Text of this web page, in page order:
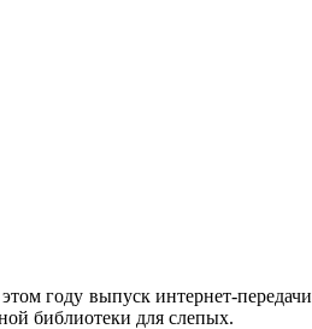
году выпуск интернет-передачи
библиотеки для слепых.